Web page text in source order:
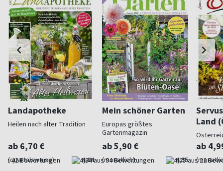
Landapotheke
Heilen nach alter Tradition
ab 6,70 €
(quartalsweise) 4,84
Mein schöner Garten
Europas größtes
Gartenmagazin
ab 5,90 €
(monatlich) 4,55
Land
ab